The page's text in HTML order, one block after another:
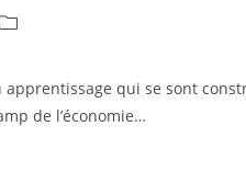
qui se sont
de l’économie…